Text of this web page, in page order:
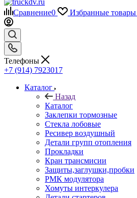
Сравнение0 Избранные товары
Телефоны
+7 (914) 7923017
Каталог
Назад
Каталог
Заклепки тормозные
Стекла лобовые
Ресивер воздушный
Детали групп отопления
Прокладки
Кран трансмисии
Защиты,заглушки,пробки
РМК модулятора
Хомуты интеркулера